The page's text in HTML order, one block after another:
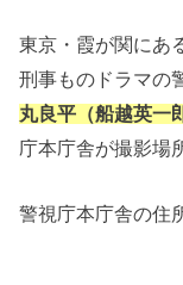
東京・霞が関にあ
刑事ものドラマの
丸良平（船越英一
庁本庁舎が撮影場
警視庁本庁舎の住